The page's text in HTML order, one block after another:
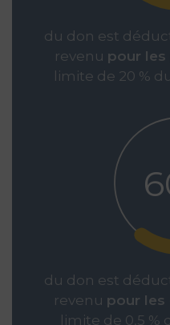
du don est
revenu pour les
limite de 20 %
du don est
revenu pour les
limite de 0,5 %